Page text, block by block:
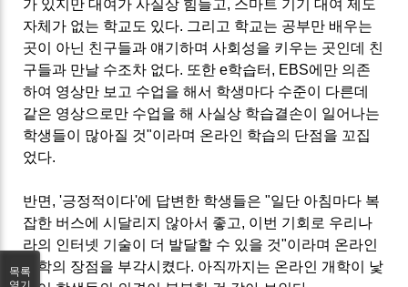
가 있지만 대여가 사실상 힘들고, 스마트 기기 대여 제도
자체가 없는 학교도 있다. 그리고 학교는 공부만 배우는
곳이 아닌 친구들과 얘기하며 사회성을 키우는 곳인데 친
구들과 만날 수조차 없다. 또한 e학습터, EBS에만 의존
하여 영상만 보고 수업을 해서 학생마다 수준이 다른데
같은 영상으로만 수업을 해 사실상 학습결손이 일어나는
학생들이 많아질 것"이라며 온라인 학습의 단점을 꼬집
었다.
반면, '긍정적이다'에 답변한 학생들은 "일단 아침마다 복
잡한 버스에 시달리지 않아서 좋고, 이번 기회로 우리나
라의 인터넷 기술이 더 발달할 수 있을 것"이라며 온라인
개학의 장점을 부각시켰다. 아직까지는 온라인 개학이 낯
목록